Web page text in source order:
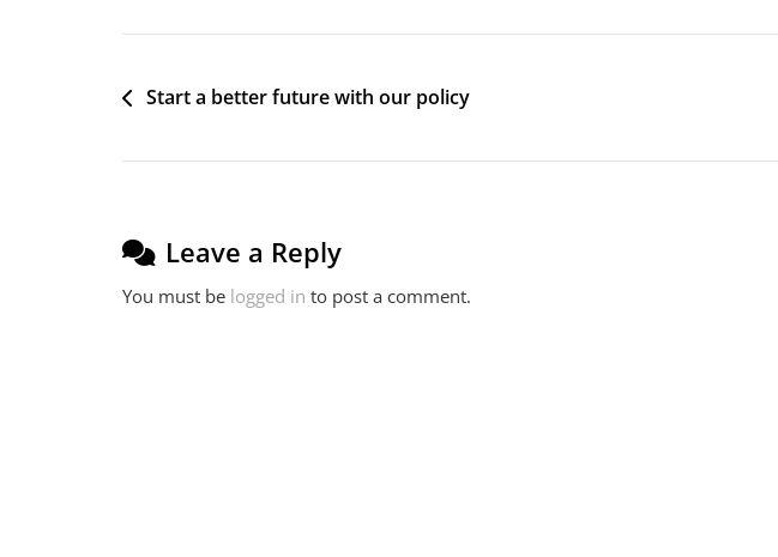
Post
Start a better future with our policy
Leave a Reply
You must be logged in to post a comment.